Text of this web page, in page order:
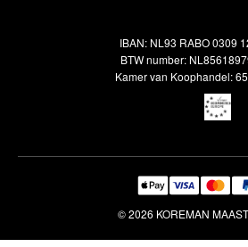
Veelgestelde vragen
IBAN: NL93 RABO 0309
BTW number:
Kamer van Koophandel:
© 2026 KOREMAN